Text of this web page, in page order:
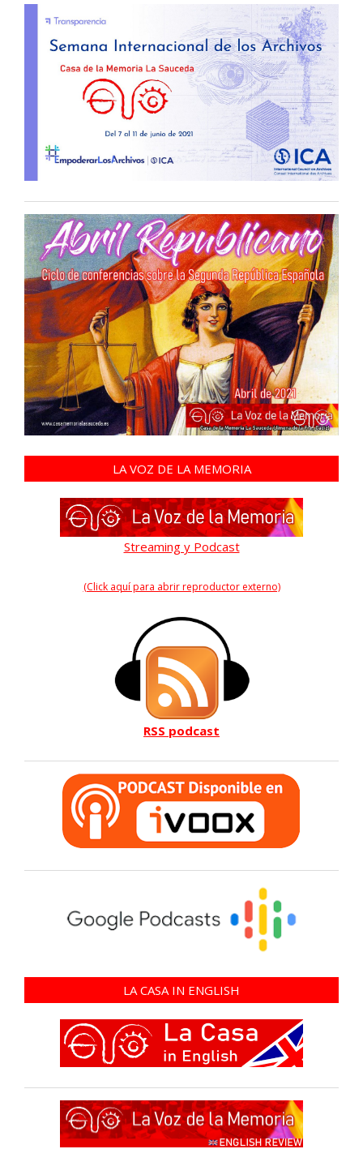
LA VOZ DE LA MEMORIA
Streaming y Podcast
(Click aquí para abrir reproductor externo)
RSS podcast
LA CASA IN ENGLISH